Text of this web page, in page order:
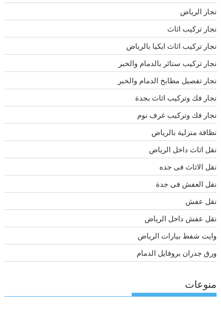
نجار الرياض
نجار تركيب اثاث
نجار تركيب اثاث ايكيا بالرياض
نجار تركيب ستائر بالدمام والخبر
نجار تفصيل مطابخ الدمام والخبر
نجار فك وتركيب اثاث بجدة
نجار فك وتركيب غرف نوم
نظافة منزلية بالرياض
نقل اثاث داخل الرياض
نقل الاثاث فى جده
نقل العفش فى جدة
نقل عفش
نقل عفش داخل الرياض
وايت شفط بيارات الرياض
ورق جدران بروفايل الدمام
منوعات